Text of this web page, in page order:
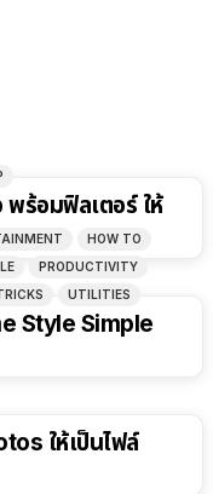
ร้อมฟิลเตอร์ ให้
HOW TO
PRODUCTIVITY
UTILITIES
Style Simple
ให้เป็นไฟล์